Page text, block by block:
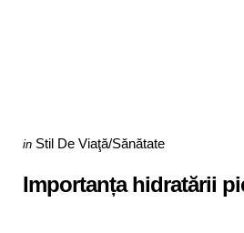
Categories
Posted
in Stil De Viaţă/Sănătate
Importanța hidratării